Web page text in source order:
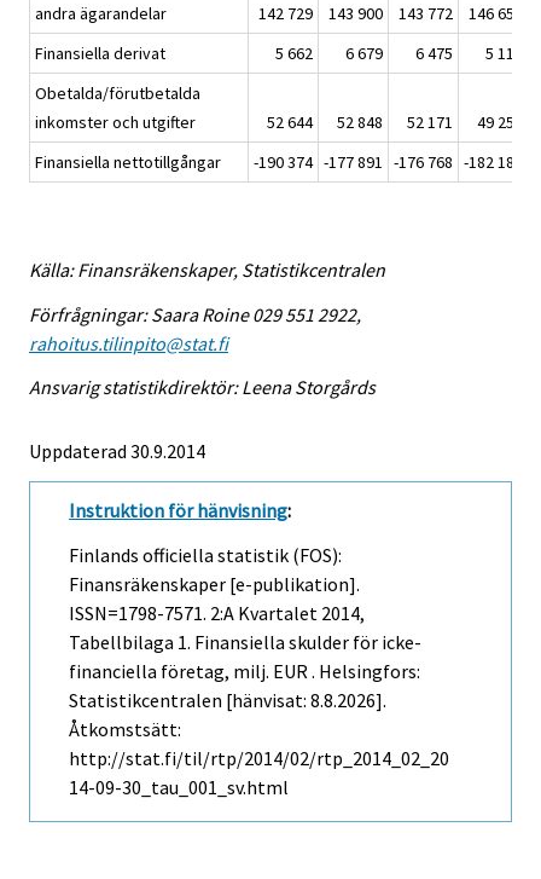
andra ägarandelar
142 729 143 900 143 772 146 650
Finansiella derivat
5 662 6 679 6 475
5 114
Obetalda/förutbetalda
inkomster och utgifter
52 644 52 848 52 171
49 250
Finansiella nettotillgångar
-190 374 -177 891 -176 768 -182 184
Källa: Finansräkenskaper, Statistikcentralen
Förfrågningar: Saara Roine 029 551 2922,
rahoitus.tilinpito@stat.fi
Ansvarig statistikdirektör: Leena Storgårds
Uppdaterad 30.9.2014
Instruktion för hänvisning:
Finlands officiella statistik (FOS):
Finansräkenskaper [e-publikation].
ISSN=1798-7571. 2:a Kvartalet 2014,
Tabellbilaga 1. Finansiella skulder för icke-
financiella företag, milj. EUR . Helsingfors:
Statistikcentralen [hänvisat: 8.8.2026].
Åtkomstsätt:
http://stat.fi/til/rtp/2014/02/rtp_2014_02_20
14-09-30_tau_001_sv.html